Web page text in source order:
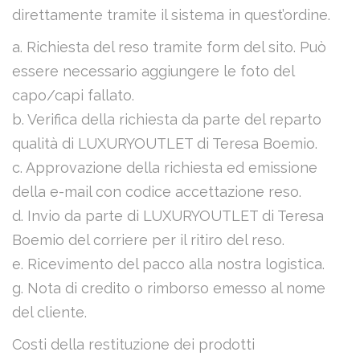
direttamente tramite il sistema in quest’ordine.
a. Richiesta del reso tramite form del sito. Può
essere necessario aggiungere le foto del
capo/capi fallato.
b. Verifica della richiesta da parte del reparto
qualità di LUXURYOUTLET di Teresa Boemio.
c. Approvazione della richiesta ed emissione
della e-mail con codice accettazione reso.
d. Invio da parte di LUXURYOUTLET di Teresa
Boemio del corriere per il ritiro del reso.
e. Ricevimento del pacco alla nostra logistica.
g. Nota di credito o rimborso emesso al nome
del cliente.
Costi della restituzione dei prodotti